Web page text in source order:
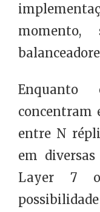
Enquanto
concentram
entre N
em
Layer 7